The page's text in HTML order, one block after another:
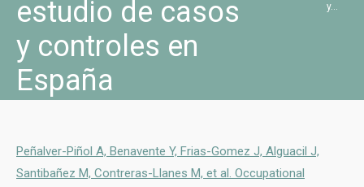
estudio de casos
y controles en
España
y…
Peñalver-Piñol A, Benavente Y, Frias-Gomez J, Alguacil J,
Santibañez M, Contreras-Llanes M, et al. Occupational